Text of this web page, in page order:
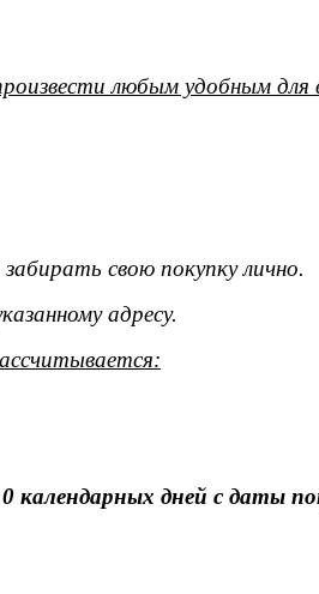
любым удобным для
свою покупку лично.
адресу.
календарных дней с даты